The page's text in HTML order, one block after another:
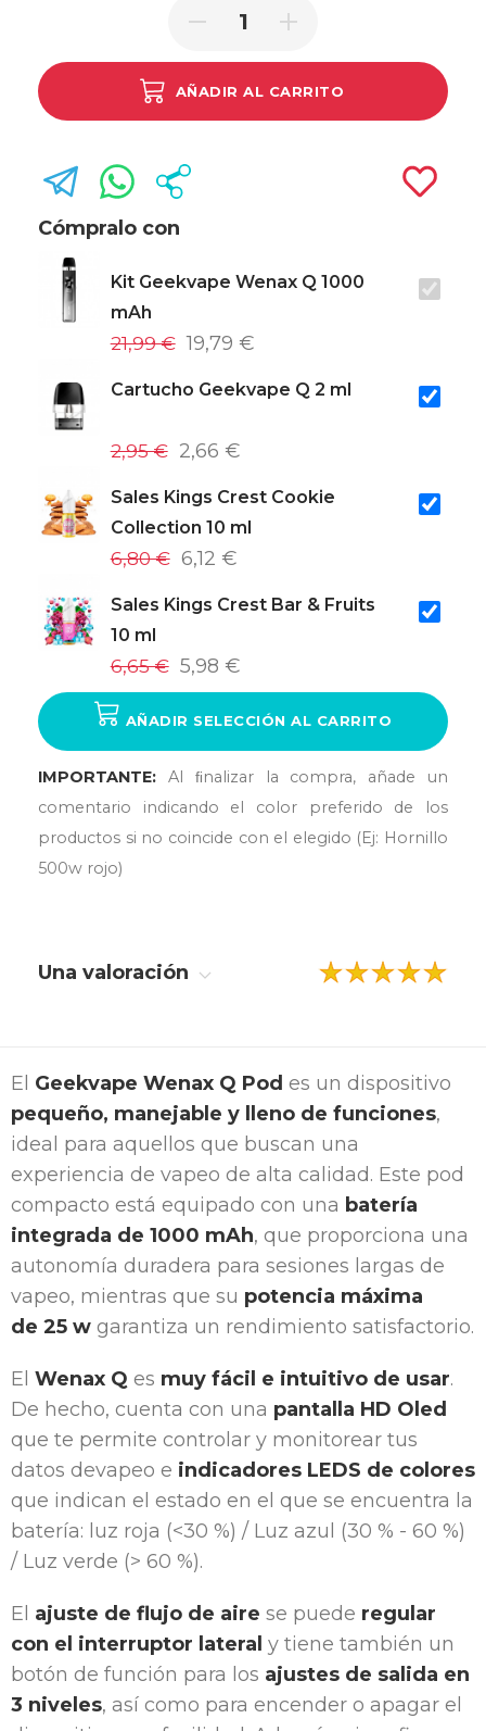
AÑADIR AL CARRITO
Cómpralo con
Kit Geekvape Wenax Q 1000
mAh
21,99 € 19,79 €
Cartucho Geekvape Q 2 ml
2,95 € 2,66 €
Sales Kings Crest Cookie
Collection 10 ml
6,80 € 6,12 €
Sales Kings Crest Bar & Fruits
10 ml
6,65 € 5,98 €
AÑADIR SELECCIÓN AL CARRITO
IMPORTANTE: Al ﬁnalizar la compra, añade un
comentario indicando el color preferido de los
productos si no coincide con el elegido (Ej: Hornillo
500w rojo)
Una valoración
El Geekvape Wenax Q Pod es un dispositivo
pequeño, manejable y lleno de funciones,
ideal para aquellos que buscan una
experiencia de vapeo de alta calidad. Este pod
compacto está equipado con una batería
integrada de 1000 mAh, que proporciona una
autonomía duradera para sesiones largas de
vapeo, mientras que su potencia máxima
de 25 w garantiza un rendimiento satisfactorio.
El Wenax Q es muy fácil e intuitivo de usar.
De hecho, cuenta con una pantalla HD Oled
que te permite controlar y monitorear tus
datos devapeo e indicadores LEDS de colores
que indican el estado en el que se encuentra la
batería: luz roja (<30 %) / Luz azul (30 % - 60 %)
/ Luz verde (> 60 %).
El ajuste de flujo de aire se puede regular
con el interruptor lateral y tiene también un
botón de función para los ajustes de salida en
3 niveles, así como para encender o apagar el